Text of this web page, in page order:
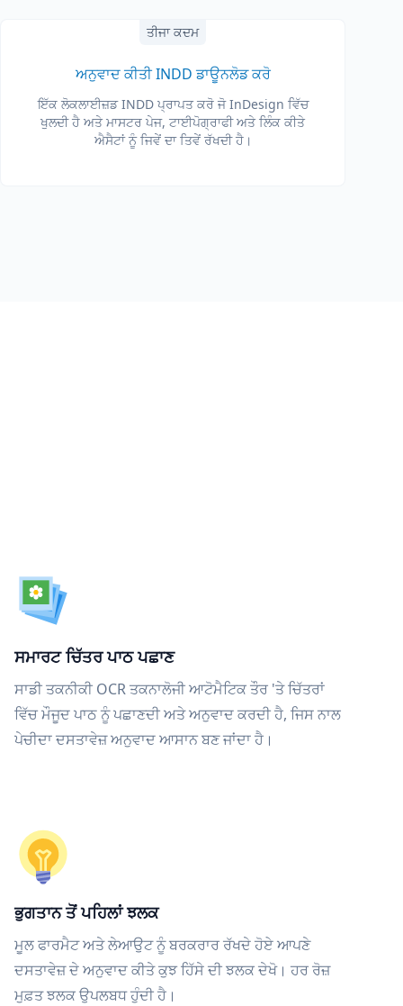
ਤੀਜਾ ਕਦਮ
ਅਨੁਵਾਦ ਕੀਤੀ INDD ਡਾਊਨਲੋਡ ਕਰੋ
ਇੱਕ ਲੋਕਲਾਈਜ਼ਡ INDD ਪ੍ਰਾਪਤ ਕਰੋ ਜੋ InDesign ਵਿੱਚ
ਖੁਲਦੀ ਹੈ ਅਤੇ ਮਾਸਟਰ ਪੇਜ, ਟਾਈਪੋਗ੍ਰਾਫੀ ਅਤੇ ਲਿੰਕ ਕੀਤੇ
ਐਸੈਟਾਂ ਨੂੰ ਜਿਵੇਂ ਦਾ ਤਿਵੇਂ ਰੱਖਦੀ ਹੈ।
ਸਮਾਰਟ ਚਿੱਤਰ ਪਾਠ ਪਛਾਣ
ਸਾਡੀ ਤਕਨੀਕੀ OCR ਤਕਨਾਲੋਜੀ ਆਟੋਮੈਟਿਕ ਤੌਰ 'ਤੇ ਚਿੱਤਰਾਂ
ਵਿੱਚ ਮੌਜੂਦ ਪਾਠ ਨੂੰ ਪਛਾਣਦੀ ਅਤੇ ਅਨੁਵਾਦ ਕਰਦੀ ਹੈ, ਜਿਸ ਨਾਲ
ਪੇਚੀਦਾ ਦਸਤਾਵੇਜ਼ ਅਨੁਵਾਦ ਆਸਾਨ ਬਣ ਜਾਂਦਾ ਹੈ।
ਭੁਗਤਾਨ ਤੋਂ ਪਹਿਲਾਂ ਝਲਕ
ਮੂਲ ਫਾਰਮੈਟ ਅਤੇ ਲੇਆਉਟ ਨੂੰ ਬਰਕਰਾਰ ਰੱਖਦੇ ਹੋਏ ਆਪਣੇ
ਦਸਤਾਵੇਜ਼ ਦੇ ਅਨੁਵਾਦ ਕੀਤੇ ਕੁਝ ਹਿੱਸੇ ਦੀ ਝਲਕ ਦੇਖੋ। ਹਰ ਰੋਜ਼
ਮੁਫ਼ਤ ਝਲਕ ਉਪਲਬਧ ਹੁੰਦੀ ਹੈ।